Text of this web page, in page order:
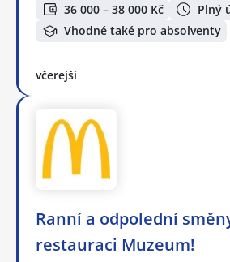
36 000 – 38 000 Kč
Plný
Vhodné také pro absolventy
včerejší
Ranní a odpolední
restauraci Muzeum!